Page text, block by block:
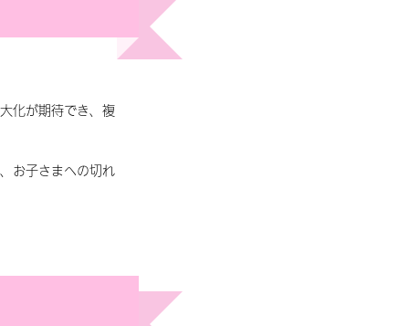
化が期待でき、複
お子さまへの切れ